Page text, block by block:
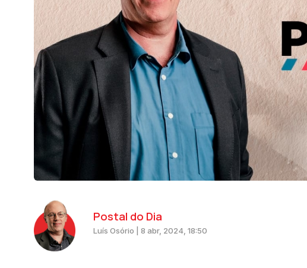
Postal do Dia
Luís Osório | 8 abr, 2024, 18:50